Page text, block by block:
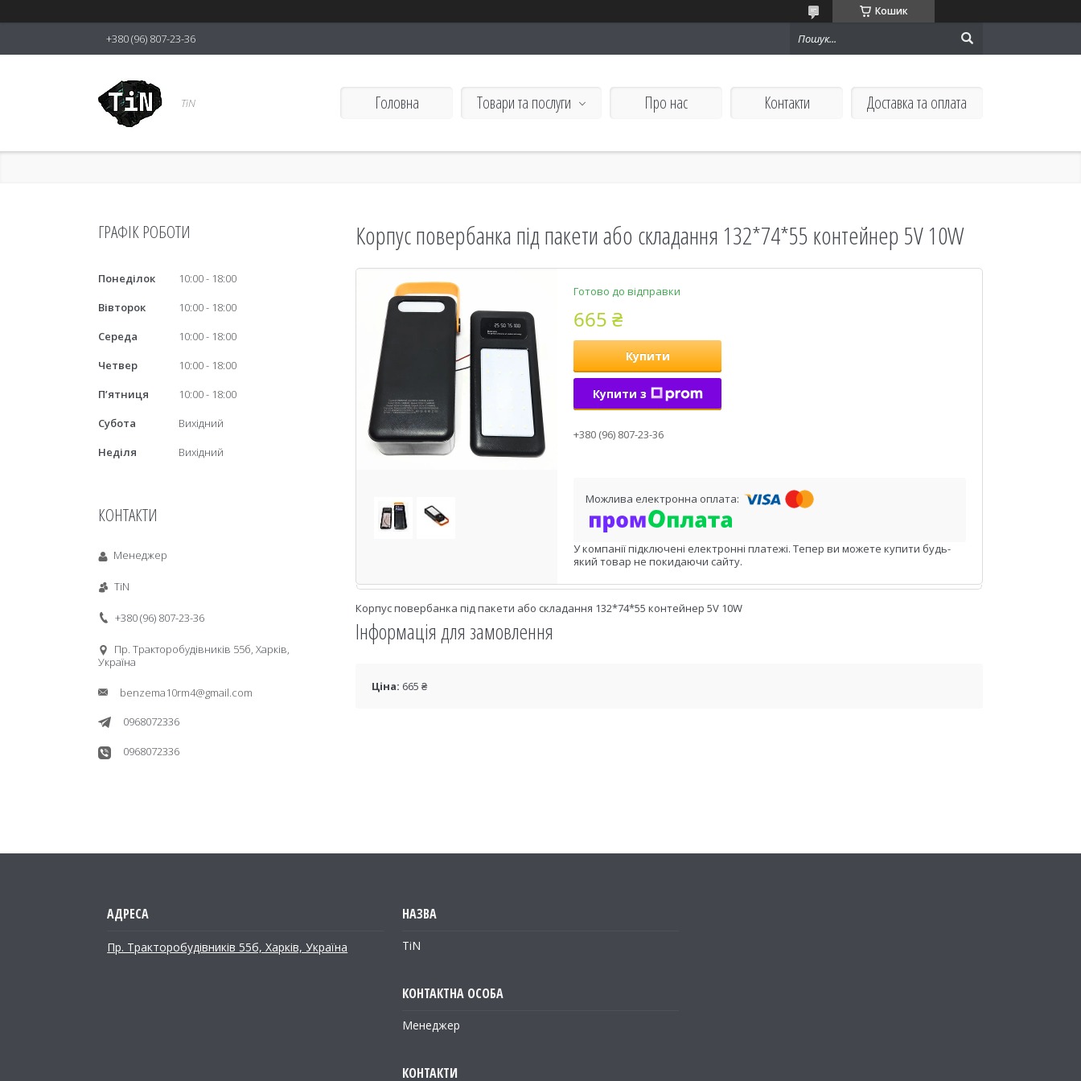
Кошик
+380 (96) 807-23-36
TiN Головна Товари та послуги Про нас Контакти Доставка та оплата
Корпус повербанка під пакети або складання 132*74*55 контейнер 5V 10W
Готово до відправки
665 ₴
Купити
Купити з
+380 (96) 807-23-36
У компанії підключені електронні платежі. Тепер ви можете купити будь-
який товар не покидаючи сайту.
Корпус повербанка під пакети або складання 132*74*55 контейнер 5V 10W
Інформація для замовлення
Ціна: 665 ₴
ГРАФІК РОБОТИ
Понеділок 10:00
18:00
Вівторок
10:00
18:00
Середа
10:00
18:00
Четвер
10:00
18:00
Пʼятниця
10:00
18:00
Субота
Вихідний
Неділя
Вихідний
КОНТАКТИ
Менеджер
TiN
+380 (96) 807-23-36
Пр. Тракторобудiвникiв 55б, Харків,
Україна
benzema10rm4@gmail.com
0968072336
0968072336
Пр. Тракторобудiвникiв 55б, Харків, Україна TiN
Менеджер